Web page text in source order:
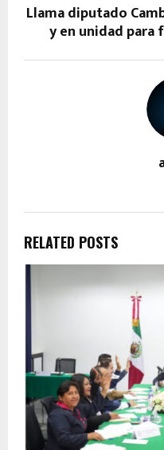
Llama diputado
y en unidad
RELATED POSTS